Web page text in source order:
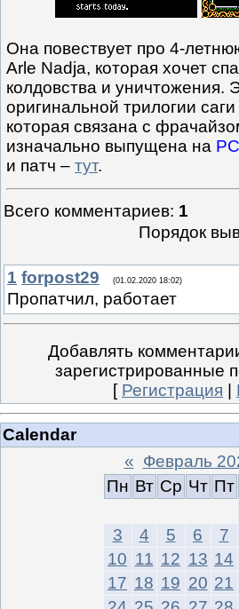
Она повествует про 4-
Arle Nadja, которая хочет
колдовства и уничтожения.
оригинальной трилогии саги
которая связана с
изначально выпущена на
и патч – тут.
Всего комментариев: 1
Порядок
1 forpost29 (01.02.2020 18:02)
Пропатчил, работает
Добавлять
зарегистрированные
[ Регистрация
Calendar
« Февраль
Пн Вт Ср Чт Пт
3
4 5 6 7
10 11 12 13 14
17 18 19 20 21